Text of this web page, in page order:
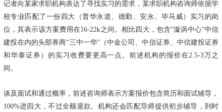
记者向某家求职机构表达了寻找实习的需求，某求职机构咨询师依据学
校专业匹配了一份四大（普华永道、德勤、安永、毕马威）实习的岗
位，其表示该方案费用在16-22k之间。相比四大，包含“漩涡中心”中信
建投在内的头部券商“三中一华”（中金公司、中信证券、中信建投证券
和华泰证券）的实习收费要更高一点。前述机构的报价在2.5-3万之
间。
谈及面试和通过概率，前述咨询师表示方案报价包含简历和面试辅导，
100%进四大，不过全额退款。机构还会匹配导师提供初步辅导，到时